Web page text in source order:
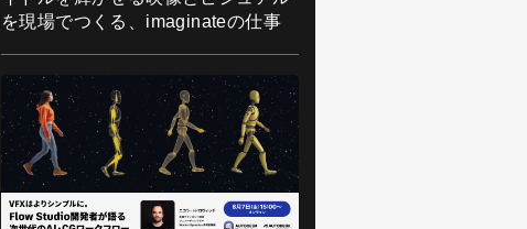
を現場でつくる、imaginateの仕事